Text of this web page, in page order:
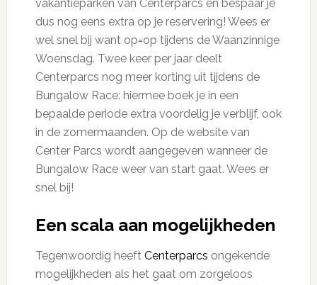
vakantieparken van Centerparcs en bespaar je
dus nog eens extra op je reservering! Wees er
wel snel bij want op=op tijdens de Waanzinnige
Woensdag. Twee keer per jaar deelt
Centerparcs nog meer korting uit tijdens de
Bungalow Race: hiermee boek je in een
bepaalde periode extra voordelig je verblijf, ook
in de zomermaanden. Op de website van
Center Parcs wordt aangegeven wanneer de
Bungalow Race weer van start gaat. Wees er
snel bij!
Een scala aan mogelijkheden
Tegenwoordig heeft Centerparcs ongekende
mogelijkheden als het gaat om zorgeloos